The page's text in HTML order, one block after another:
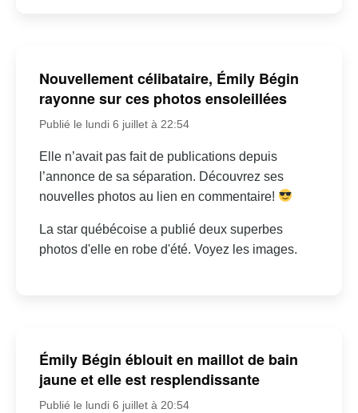
Nouvellement célibataire, Émily Bégin
rayonne sur ces photos ensoleillées
Publié le lundi 6 juillet à 22:54
Elle n’avait pas fait de publications depuis
l’annonce de sa séparation. Découvrez ses
nouvelles photos au lien en commentaire!
La star québécoise a publié deux superbes
photos d'elle en robe d'été. Voyez les images.
Émily Bégin éblouit en maillot de bain
jaune et elle est resplendissante
Publié le lundi 6 juillet à 20:54